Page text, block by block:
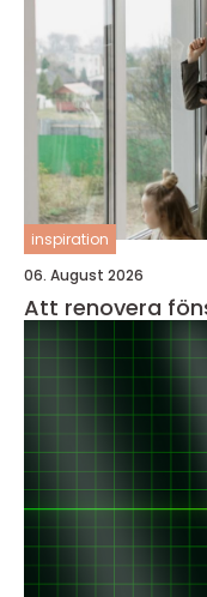
inspiration
06. August 2026
Att renovera